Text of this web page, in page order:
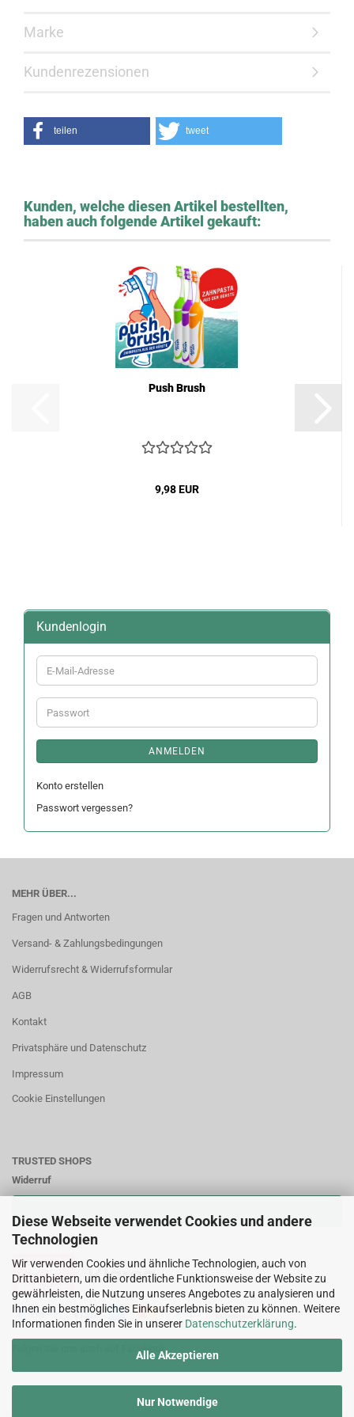
Diese Webseite verwendet Cookies und andere
Technologien
Wir verwenden Cookies und ähnliche Technologien, auch von
Drittanbietern, um die ordentliche Funktionsweise der Website zu
gewährleisten, die Nutzung unseres Angebotes zu analysieren und
Ihnen ein bestmögliches Einkaufserlebnis bieten zu können. Weitere
Informationen finden Sie in unserer Datenschutzerklärung.
Alle Akzeptieren
Nur Notwendige
Marke
Kundenrezensionen
teilen tweet
Kunden, welche diesen Artikel bestellten,
haben auch folgende Artikel gekauft:
Push Brush
9,98 EUR
Kundenlogin
E-
Mail-
Adresse
Passwort
ANMELDEN
Konto erstellen
Passwort vergessen?
MEHR ÜBER...
Fragen und Antworten
Versand- & Zahlungsbedingungen
Widerrufsrecht & Widerrufsformular
AGB
Kontakt
Privatsphäre und Datenschutz
Impressum
Cookie Einstellungen
TRUSTED SHOPS
Widerruf
Zahlungsweisen:
Folgen Sie uns auch auf Facebook